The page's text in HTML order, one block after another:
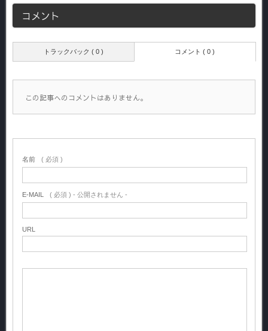
コメント
トラックバック ( 0 ) コメント ( 0 )
この記事へのコメントはありません。
名前 ( 必須 )
E-MAIL ( 必須 ) - 公開されません -
URL